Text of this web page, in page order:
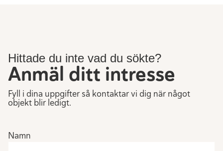
Hittade du inte vad du sökte?
Anmäl ditt intresse
Fyll i dina uppgifter så kontaktar vi dig när något
objekt blir ledigt.
Namn